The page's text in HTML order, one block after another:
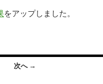
をアップしました。
次へ →